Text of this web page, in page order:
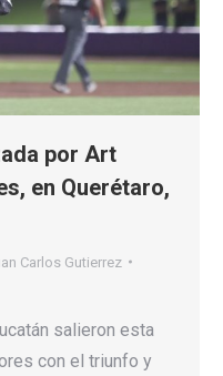
por Art
en Querétaro,
Carlos Gutierrez
salieron esta
con el triunfo y